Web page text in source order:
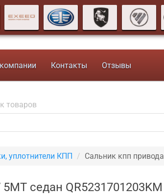
Контакты Отзывы
уплотнители КПП Сальник кпп привода
седан QR5231701203KM